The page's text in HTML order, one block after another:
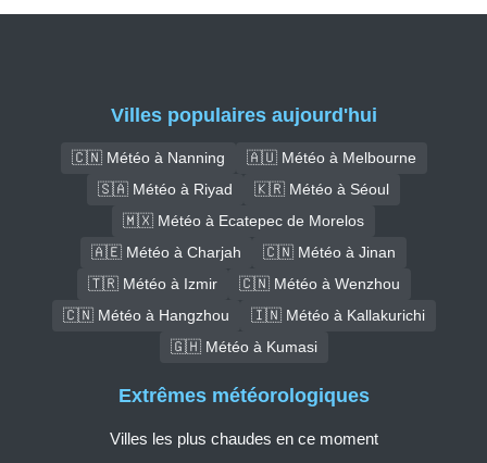
Villes populaires aujourd'hui
🇨🇳 Météo à Nanning
🇦🇺 Météo à Melbourne
🇸🇦 Météo à Riyad
🇰🇷 Météo à Séoul
🇲🇽 Météo à Ecatepec de Morelos
🇦🇪 Météo à Charjah
🇨🇳 Météo à Jinan
🇹🇷 Météo à Izmir
🇨🇳 Météo à Wenzhou
🇨🇳 Météo à Hangzhou
🇮🇳 Météo à Kallakurichi
🇬🇭 Météo à Kumasi
Extrêmes météorologiques
Villes les plus chaudes en ce moment